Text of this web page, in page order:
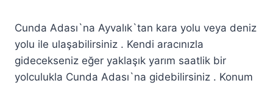
Cunda Adası`na Ayvalık`tan kara yolu veya deniz
yolu ile ulaşabilirsiniz . Kendi aracınızla
gidecekseniz eğer yaklaşık yarım saatlik bir
yolculukla Cunda Adası`na gidebilirsiniz . Konum